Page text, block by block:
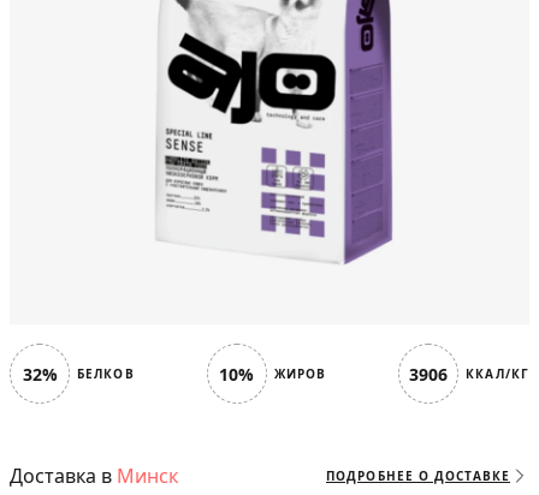
32% БЕЛКОВ 10% ЖИРОВ 3906 ККАЛ/КГ
Доставка в Минск ПОДРОБНЕЕ О ДОСТАВКЕ